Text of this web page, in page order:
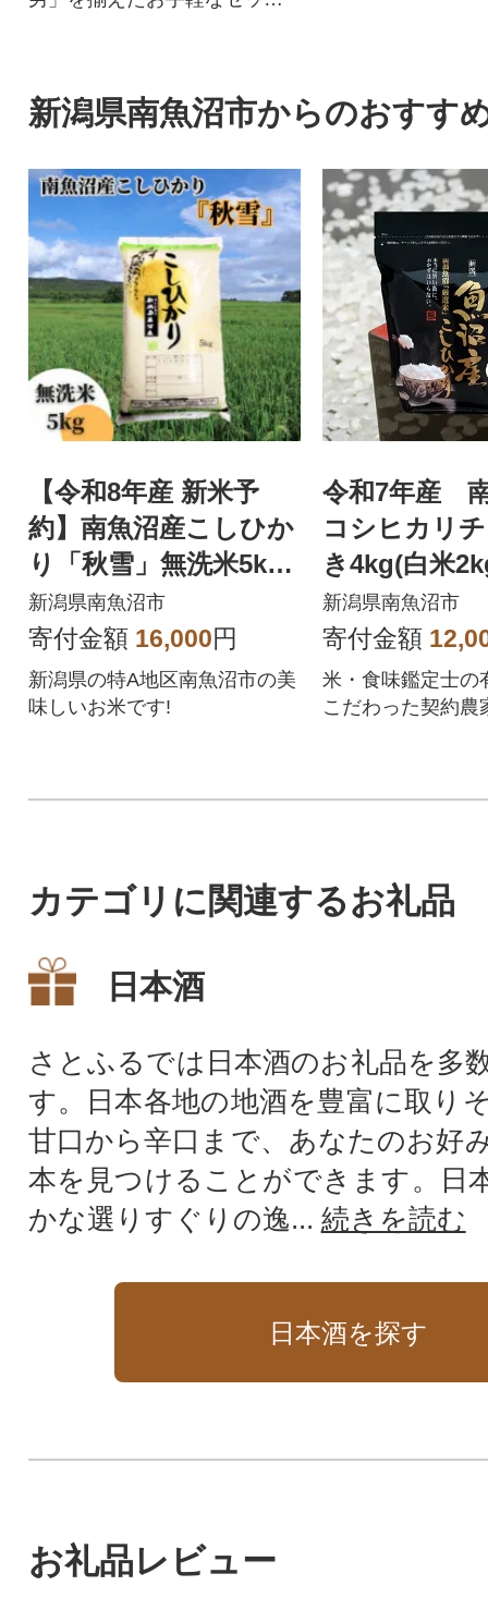
新潟県南魚沼市からのおすす
【令和8年産 新米予
約】南魚沼産こしひか
り「秋雪」無洗米5kg
新潟の特A地区南魚沼
市の美味しいお米
新潟県南魚沼市
寄付金額 16,000円
新潟県の特A地区南魚沼市の美
味しいお米です!
令和7年産
コシヒカリ
き4kg(白米
新潟県南魚沼市
寄付金額
米・食味鑑定士の
こだわった契約農
カテゴリに関連するお礼品
日本酒
さとふるでは日本酒のお礼品を多
す。日本各地の地酒を豊富に取り
甘口から辛口まで、あなたのお好
本を見つけることができます。日
かな選りすぐりの逸... 続きを読む
日本酒を探す
お礼品レビュー